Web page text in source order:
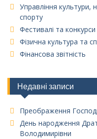
Управління культури,
спорту
Фестивалі та конкурси
Фізична культура та
Фінансова звітність
Недавні записи
Преображення
День народження
Володимирівни